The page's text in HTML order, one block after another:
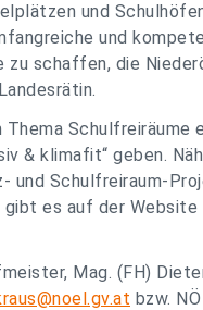
und
und
schaffen, die
& klimafit“ geben.
Schulfreiraum-
es auf der Website
Mag. (FH)
bzw.